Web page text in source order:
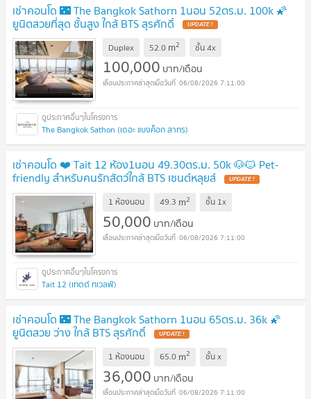
เช่าคอนโด 🌃 The Bangkok Sathorn 1นอน 52ตร.ม. 100k 🌠
ยูนิตสวยที่สุด ชั้นสูง ใกล้ BTS สุรศักดิ์
Duplex 52.0 m2 ชั้น4x
100,000 บาท/เดือน
06/08/2026 7:11:00
The Bangkok Sathon (เดอะ แบงค็อก สาทร)
เช่าคอนโด ❤️ Tait 12 ห้อง1นอน 49.30ตร.ม. 50k 🐶🐱 Pet-
friendly สำหรับคนรักสัตว์ใกล้ BTS เซนต์หลุยส์
1 ห้องนอน 49.3 m2 ชั้น 1x
50,000 บาท/เดือน
06/08/2026 7:11:00
Tait 12 (เทตต์ ทเวลฟ์)
เช่าคอนโด 🌃 The Bangkok Sathorn 1นอน 65ตร.ม. 36k 🌠
ยูนิตสวย ว่าง ใกล้ BTS สุรศักดิ์
1 ห้องนอน 65.0 m2 ชั้นx
36,000 บาท/เดือน
06/08/2026 7:11:00